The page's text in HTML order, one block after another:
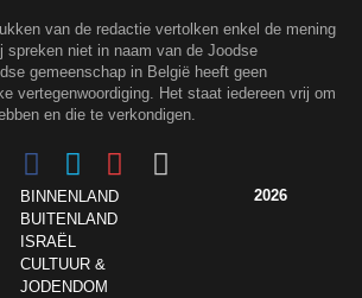
van de redactie vertolken enkel de mening
spreken niet in naam van de Joodse
gemeenschap in België heeft geen
vertegenwoordiging. Het staat iedereen vrij om
en die te verkondigen.
BINNENLAND
BUITENLAND
ISRAËL
CULTUUR &
JODENDOM
2026